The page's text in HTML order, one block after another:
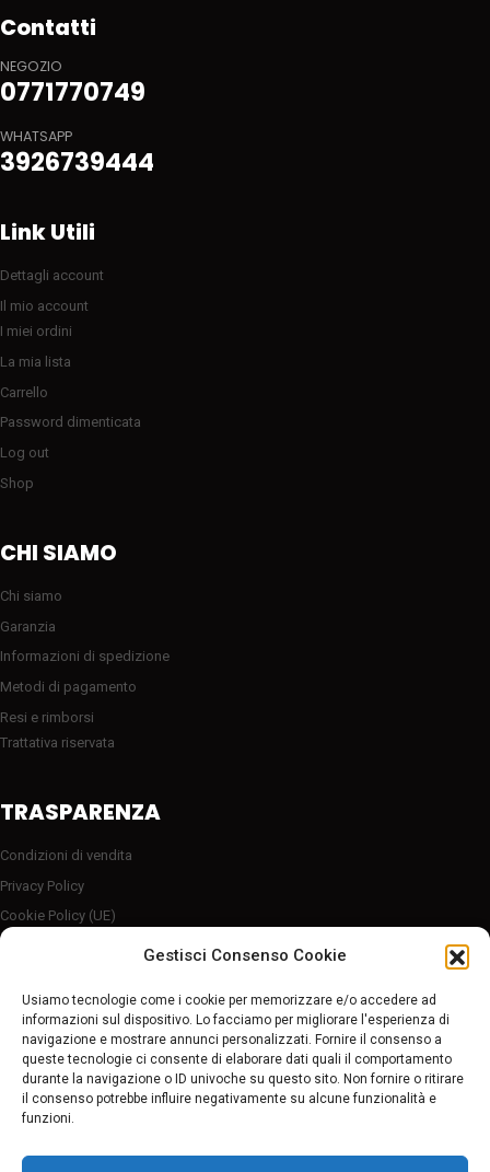
Gestisci Consenso Cookie
Usiamo tecnologie come i cookie per memorizzare e/o accedere ad
informazioni sul dispositivo. Lo facciamo per migliorare l'esperienza di
navigazione e mostrare annunci personalizzati. Fornire il consenso a
queste tecnologie ci consente di elaborare dati quali il comportamento
durante la navigazione o ID univoche su questo sito. Non fornire o ritirare
il consenso potrebbe influire negativamente su alcune funzionalità e
funzioni.
Contatti
NEGOZIO
0771770749
WHATSAPP
3926739444
Link Utili
Dettagli account
Il mio account
I miei ordini
La mia lista
Carrello
Password dimenticata
Log out
Shop
CHI SIAMO
Chi siamo
Garanzia
Informazioni di spedizione
Metodi di pagamento
Resi e rimborsi
Trattativa riservata
TRASPARENZA
Condizioni di vendita
Privacy Policy
Cookie Policy (UE)
Server sicuro HTTP2/SSL
Follow Us
Pagamenti sicuri